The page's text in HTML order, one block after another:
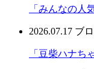
「みんなの人
2026.07.17 ブ
「豆柴ハナち